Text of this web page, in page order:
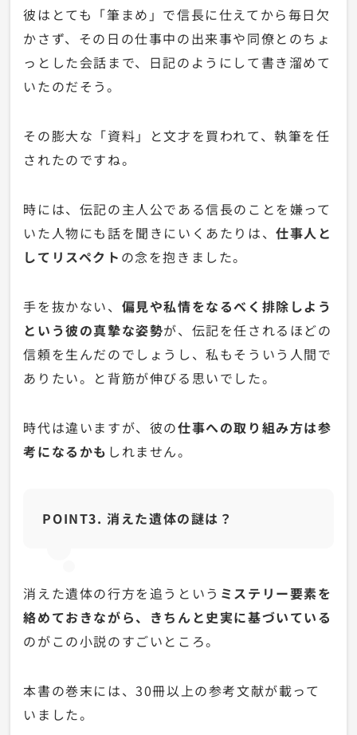
彼はとても「筆まめ」で信長に仕えてから毎日欠
かさず、その日の仕事中の出来事や同僚とのちょ
っとした会話まで、日記のようにして書き溜めて
いたのだそう。
その膨大な「資料」と文才を買われて、執筆を任
されたのですね。
時には、伝記の主人公である信長のことを嫌って
いた人物にも話を聞きにいくあたりは、仕事人と
してリスペクト の念を抱きました。
手を抜かない、 偏見や私情をなるべく排除しよう
という彼の真摯な姿勢が、伝記を任されるほどの
信頼を生んだのでしょうし、私もそういう人間で
ありたい。と背筋が伸びる思いでした。
時代は違いますが、彼の仕事への取り組み方は参
考になるかも しれません。
POINT3. 消えた遺体の謎は？
消えた遺体の行方を追うという ミステリー要素を
絡めておきながら、きちんと史実に基づいている
のがこの小説のすごいところ。
本書の巻末には、30冊以上の参考文献が載って
いました。